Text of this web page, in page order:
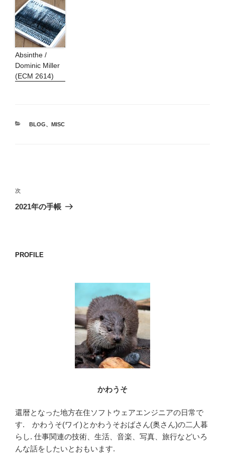
Absinthe /
Dominic Miller
(ECM 2614)
カ
BLOG、 MISC
稿
ナ
シ
次
の
次
2021年の手帳
PROFILE
かわうそ
還暦となった地方在住ソフトウェアエンジニアの日常で
す. かわうそ(ワイ)とかわうそおばさん(奥さん)の二人暮
らし. 仕事関連の技術、生活、音楽、写真、旅行などいろ
んな話をしたいとおもいます.